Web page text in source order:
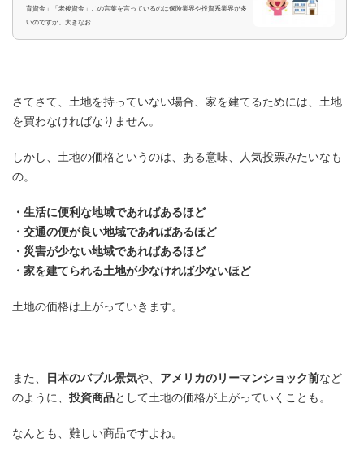
育資金」「老後資金」この言葉を言っているのは保険業界や投資系業界が多
いのですが、大きなお...
さてさて、土地を持っていない場合、家を建てるためには、土地
を買わなければなりません。
しかし、土地の価格というのは、ある意味、人気投票みたいなも
の。
・生活に便利な地域であればあるほど
・交通の便が良い地域であればあるほど
・災害が少ない地域であればあるほど
・家を建てられる土地が少なければ少ないほど
土地の価格は上がっていきます。
また、 日本のバブル景気や、 アメリカのリーマンショック前など
のように、 投資商品として土地の価格が上がっていくことも。
なんとも、難しい商品ですよね。